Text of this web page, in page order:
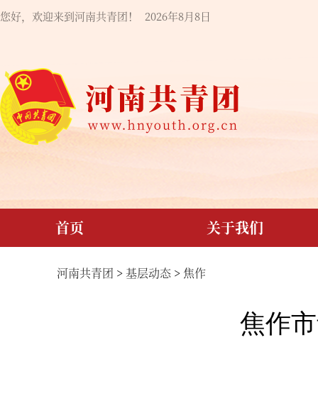
您好，欢迎来到河南共青团！ 2026年8月8日
首页 关于我们
河南共青团 > 基层动态 > 焦作
焦作